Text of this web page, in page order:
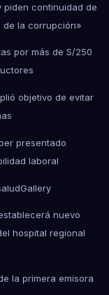
piden continuidad de
de la corrupción»
por más de S/250
objetivo de evitar
presentado
laboral
Gallery
nuevo
hospital regional
la primera emisora